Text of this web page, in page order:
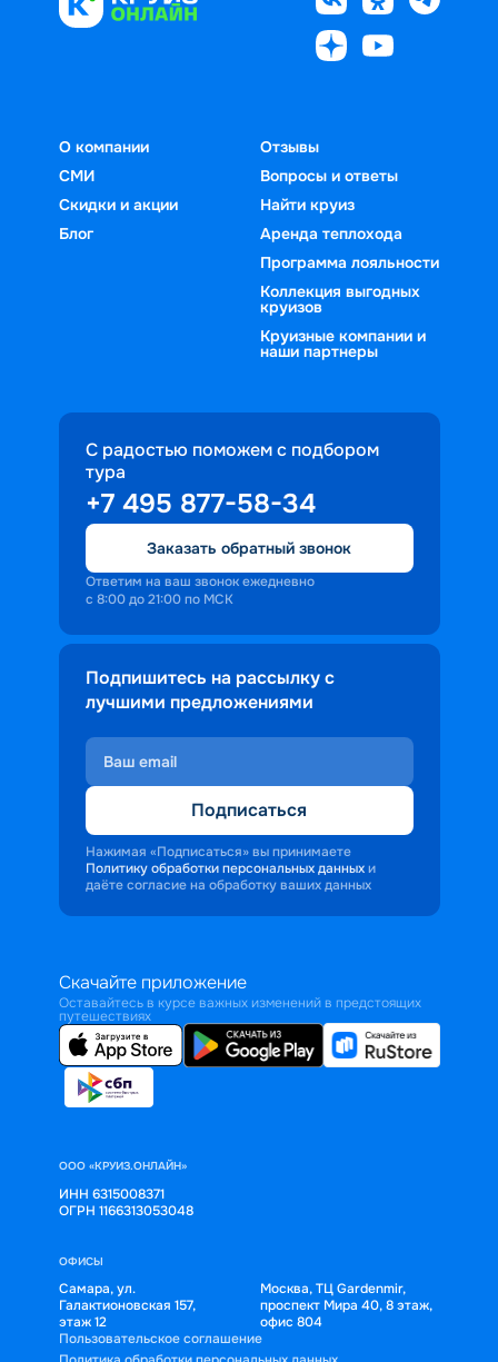
О компании
СМИ
Скидки и акции
Блог
Отзывы
Вопросы и ответы
Найти круиз
Аренда теплохода
Программа лояльности
Коллекция выгодных
круизов
Круизные компании и
наши партнеры
С радостью поможем с подбором
тура
+7 495 877-58-34
Заказать обратный звонок
Ответим на ваш звонок ежедневно
с 8:00 до 21:00 по МСК
Подпишитесь на рассылку с
лучшими предложениями
Подписаться
Нажимая «Подписаться» вы принимаете
Политику обработки персональных данных и
даёте согласие на обработку ваших данных
Скачайте приложение
Оставайтесь в курсе важных изменений в предстоящих
путешествиях
ООО «КРУИЗ.ОНЛАЙН»
ИНН 6315008371
ОГРН 1166313053048
ОФИСЫ
Самара, ул.
Галактионовская 157,
этаж 12
Москва, ТЦ Gardenmir,
проспект Мира 40, 8 этаж,
офис 804
Пользовательское соглашение